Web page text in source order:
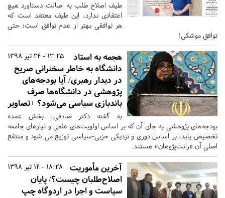
طیف اصلاح طلب به اصالت دستاورد هیچ
اعتقادی ندارد، این طیف معتقد است که
هر توافقی بهتر از عدم توافق است؛ حتی
توافق موشکی!
13:25 - 24 تیر 1398
هجمه به استاد
دانشگاه به خاطر سخنرانی صریح
در دیدار رهبری/ آیا بودجه‌های
پژوهشی در دانشگاه‌ها صرف
باندبازی سیاسی می‌شود؟ +تصاویر
به گفته دکتر صادقی، بخش عمده
بودجه‌های پژوهشی به جای آن که بر اساس اولویت‌های علمی و نیازهای جامعه
تخصیص یابد، بر اساس دوری و نزدیکی حزبی-سیاسی توزیع می شود و منتفع
اصلی آن «رانت‌پژوهان» هستند.
18:28 - 14 تیر 1398
آخرین مأموریت
اصلاح‌طلبان چیست؟/ پایان
سیاست و اجرا در اردوگاه چپ